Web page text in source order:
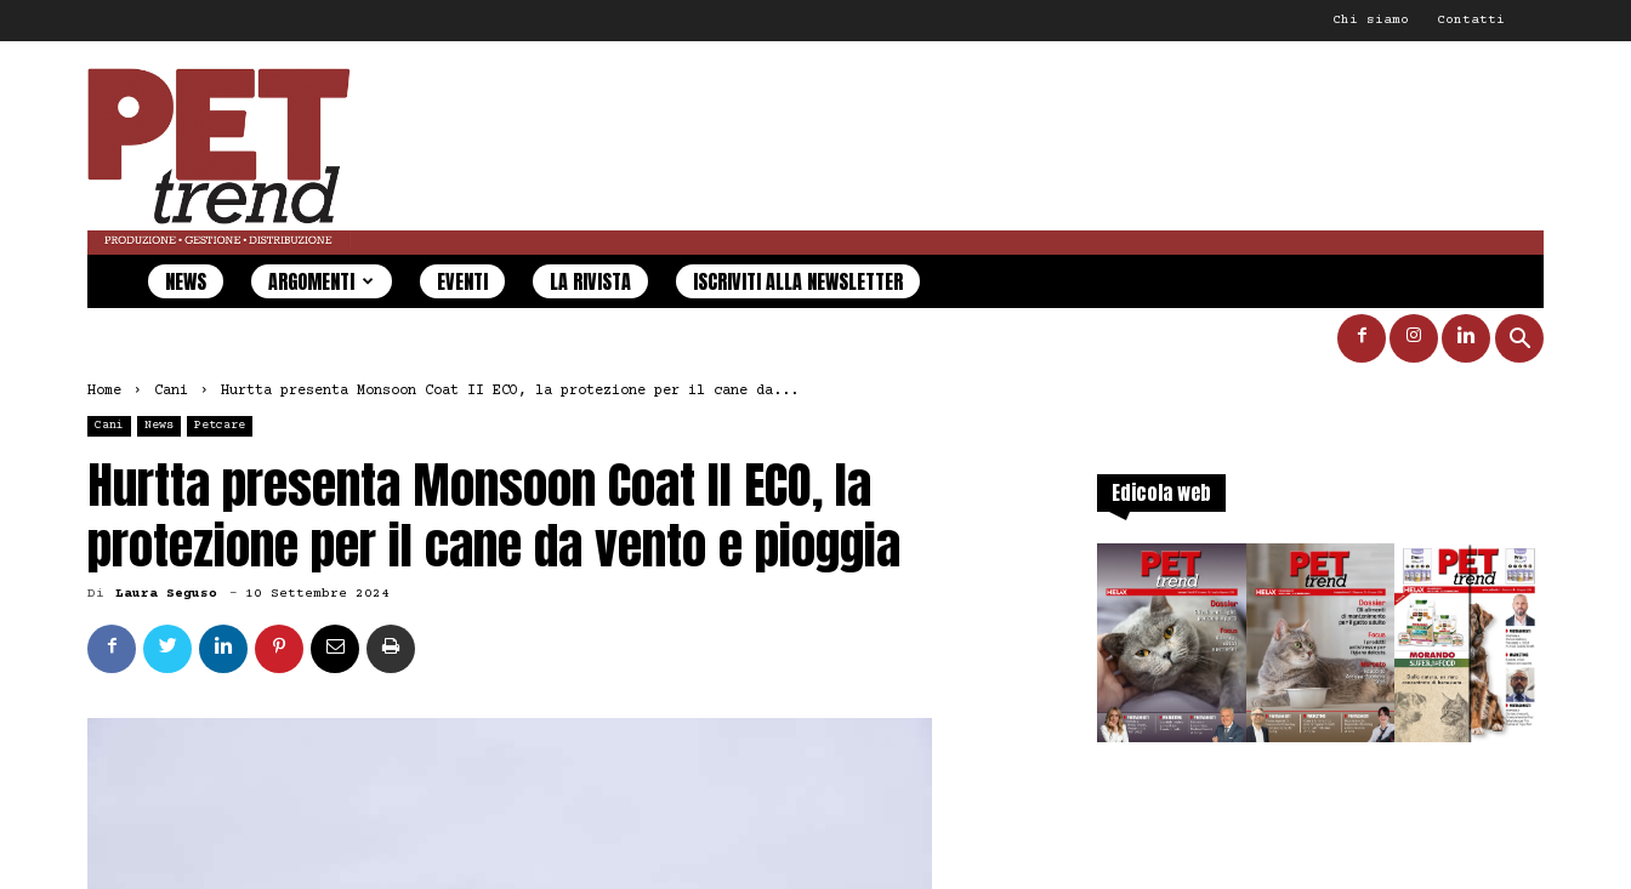
Chi siamo Contatti
Pet
Trend
NEWS ARGOMENTI EVENTI LA RIVISTA ISCRIVITI ALLA NEWSLETTER
Home Cani Hurtta presenta Monsoon Coat II ECO, la protezione per il cane da...
Cani News Petcare
Hurtta presenta Monsoon Coat II ECO, la
protezione per il cane da vento e pioggia
Di Laura Seguso - 10 Settembre 2024
Edicola web